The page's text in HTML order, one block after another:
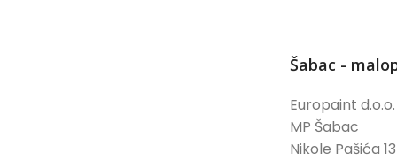
Šabac -
Europaint d.o.o.
MP Šabac
Nikole Pašića 13